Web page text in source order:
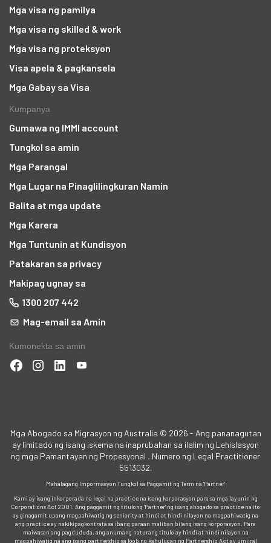
Mga visa ng pamilya
Mga visa ng skilled & work
Mga visa ng proteksyon
Visa apela & pagkansela
Mga Gabay sa Visa
Kumpanya
Gumawa ng IMMI account
Tungkol sa amin
Mga Parangal
Mga Lugar na Pinaglilingkuran Namin
Balita at mga update
Mga Karera
Mga Tuntunin at Kundisyon
Patakaran sa privacy
Makipag ugnay sa
1300 207 442
Mag-email sa Amin
Kumonekta sa amin
Mga Abogado sa Migrasyon ng Australia © 2026 - Ang pananagutan
ay limitado ng isang iskema na inaprubahan sa ilalim ng Lehislasyon
ng mga Pamantayan ng Propesyonal . Numero ng Legal Practitioner
5513032.
Mahalagang Impormasyon Tungkol sa Paggamit ng Term na 'Partner'
Kami ay isang inkorporada na legal na practice na isang korporasyon para sa mga layunin ng
Corporations Act 2001. Ang paggamit ng titulong 'Partner' ng isang abogado sa practice na ito
ay ginagamit upang magpahiwatig ng seniority at hindi at hindi nilayon na magpahiwatig na
ang practice ay nakikipagkontrata sa ibang paraan maliban bilang isang korporasyon. Para
maiwasan ang pagdududa, ang anumang naturang titulo ay hindi at hindi nilayon na
magpahiwatig na ang isang partnership sa loob ng kahulugan ng Partnership Act ay umiiral